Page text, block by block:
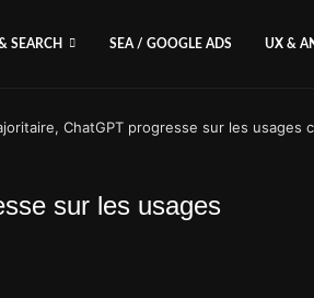
SEARCH SEA / GOOGLE ADS UX &
ChatGPT progresse sur les usages
sur les usages